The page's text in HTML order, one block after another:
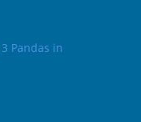
3 Pandas in